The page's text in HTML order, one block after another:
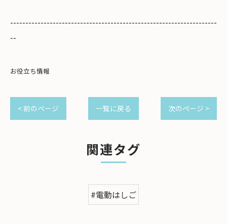
--------------------------------------------------------------------
--
お役立ち情報
< 前のページ 一覧に戻る 次のページ >
関連タグ
#電動はしご